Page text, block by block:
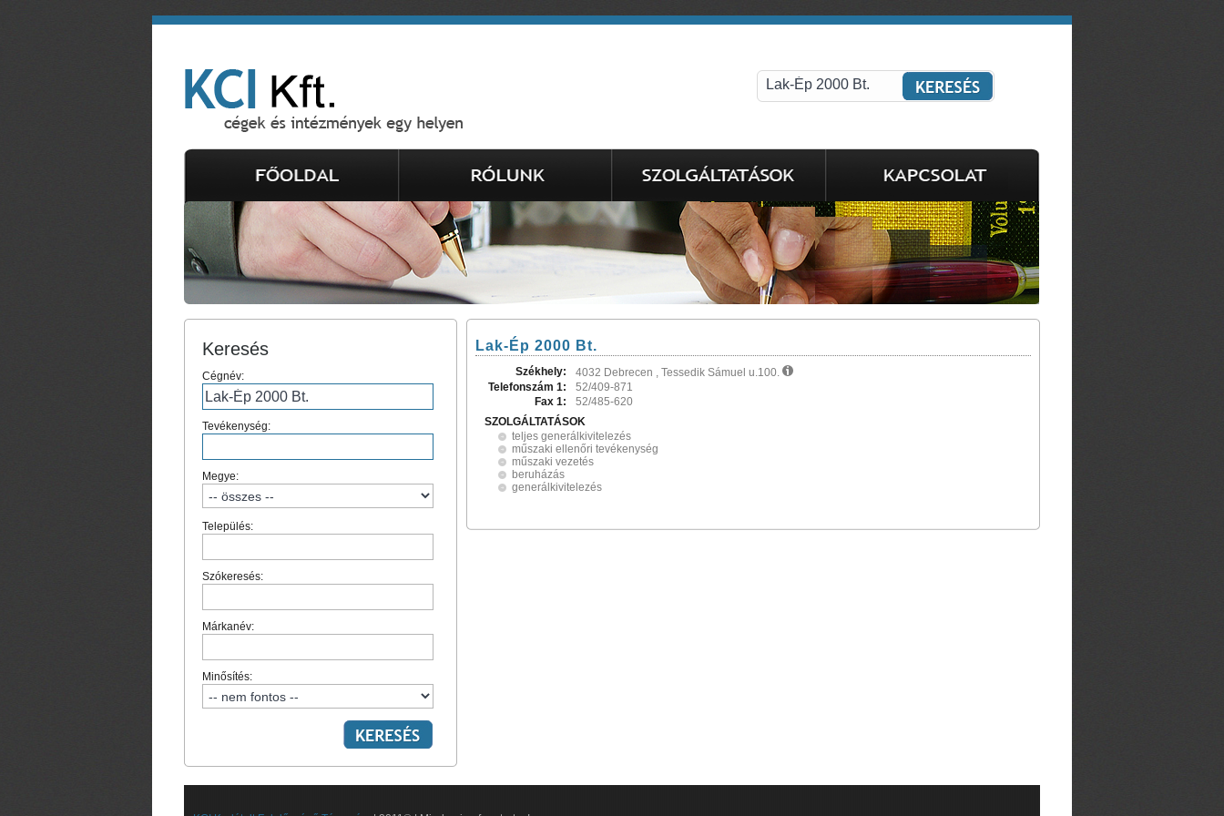
Keresés
Cégnév:
Tevékenység:
Megye:
Település:
Szókeresés:
Márkanév:
Minősítés:
Lak-Ép 2000 Bt.
Székhely:
4032 Debrecen , Tessedik Sámuel u.100.
Telefonszám 1:
52/409-871
Fax 1:
52/485-620
SZOLGÁLTATÁSOK
teljes generálkivitelezés
műszaki ellenőri tevékenység
műszaki vezetés
beruházás
generálkivitelezés